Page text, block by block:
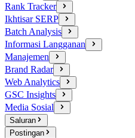
Rank Tracker
Ikhtisar SERP
Batch Analysis
Informasi Langganan
Manajemen
Brand Radar
Web Analytics
GSC Insights
Media Sosial
Saluran
Postingan